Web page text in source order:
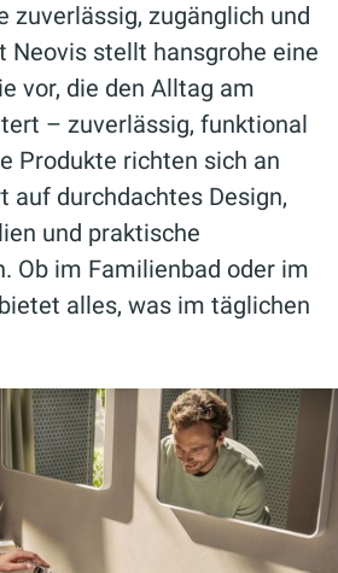
zuverlässig, zugänglich und
Neovis stellt hansgrohe eine
vor, die den Alltag am
– zuverlässig, funktional
Produkte richten sich an
auf durchdachtes Design,
und praktische
Ob im Familienbad oder im
alles, was im täglichen